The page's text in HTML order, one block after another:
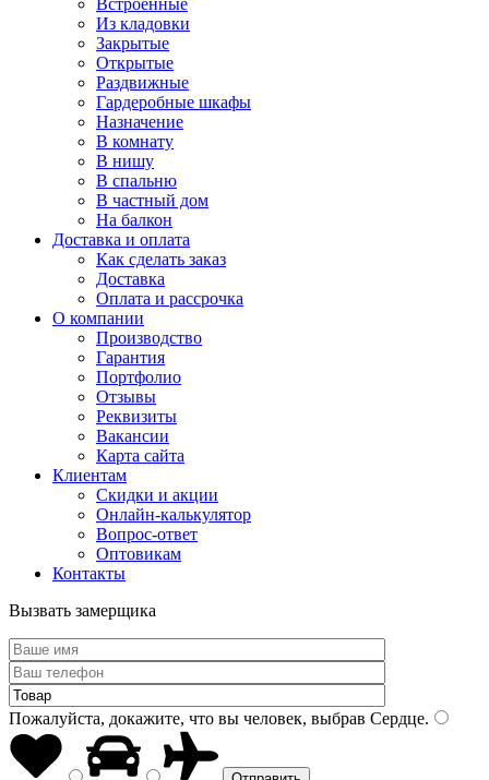
Встроенные
Из кладовки
Закрытые
Открытые
Раздвижные
Гардеробные шкафы
Назначение
В комнату
В нишу
В спальню
В частный дом
На балкон
Доставка и оплата
Как сделать заказ
Доставка
Оплата и рассрочка
О компании
Производство
Гарантия
Портфолио
Отзывы
Реквизиты
Вакансии
Карта сайта
Клиентам
Скидки и акции
Онлайн-калькулятор
Вопрос-ответ
Оптовикам
Контакты
Вызвать замерщика
Пожалуйста, докажите, что вы человек, выбрав Сердце.